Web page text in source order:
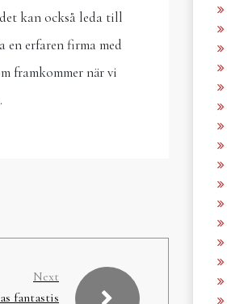
kan också leda till
erfaren firma med
framkommer när vi
Next
fantastis